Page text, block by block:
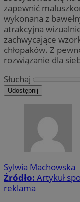
zapewnić
wykonana z
atrakcyjna
zachwycające
chłopaków. Z
rozwiązanie dla
Słuchaj
Udostępnij
Sylwia Machowska
Źródło: Artykuł
reklama